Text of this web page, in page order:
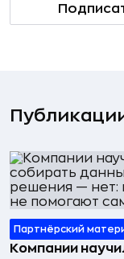
Партнёрский
Компании